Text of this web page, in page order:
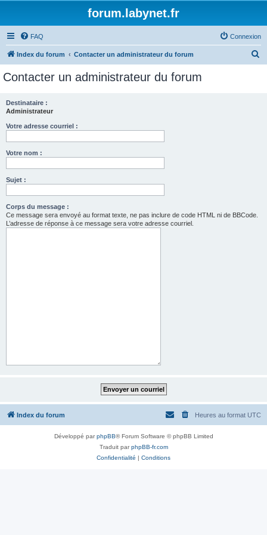
forum.labynet.fr
FAQ Connexion
Index du forum Contacter un administrateur du forum
Contacter un administrateur du forum
Destinataire :
Administrateur
Votre adresse courriel :
Votre nom :
Sujet :
Corps du message :
Ce message sera envoyé au format texte, ne pas inclure de code HTML ni de BBCode.
L’adresse de réponse à ce message sera votre adresse courriel.
Index du forum Heures au format UTC
Développé parphpBB® Forum Software © phpBB Limited
Traduit parphpBB-fr.com
Confidentialité | Conditions